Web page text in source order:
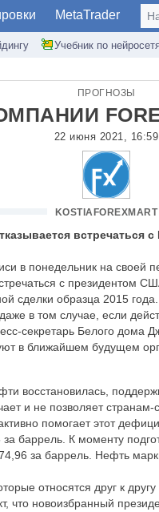
MetaTrader
Учебник по
ПРОГНОЗЫ
22 июня 2021, 16:59
KOSTIAFOREXMART
встречаться
в понедельник на своей
с президентом
сделки образца 2015
даже в том случае, если
секретарь Белого дома
в ближайшем будущем
восстановилась,
и не позволяет
помогает этот
баррель. К моменту
за баррель. Нефть
относятся друг к
что новоизбранный